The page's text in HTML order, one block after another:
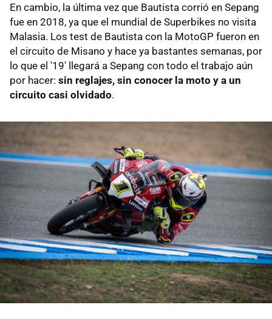
En cambio, la última vez que Bautista corrió en Sepang
fue en 2018, ya que el mundial de Superbikes no visita
Malasia. Los test de Bautista con la MotoGP fueron en
el circuito de Misano y hace ya bastantes semanas, por
lo que el '19' llegará a Sepang con todo el trabajo aún
por hacer: sin reglajes, sin conocer la moto y a un
circuito casi olvidado.